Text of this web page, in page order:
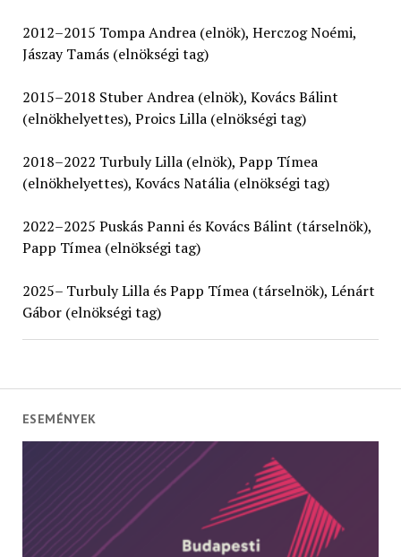
2012–2015 Tompa Andrea (elnök), Herczog Noémi,
Jászay Tamás (elnökségi tag)
2015–2018 Stuber Andrea (elnök), Kovács Bálint
(elnökhelyettes), Proics Lilla (elnökségi tag)
2018–2022 Turbuly Lilla (elnök), Papp Tímea
(elnökhelyettes), Kovács Natália (elnökségi tag)
2022–2025 Puskás Panni és Kovács Bálint (társelnök),
Papp Tímea (elnökségi tag)
2025– Turbuly Lilla és Papp Tímea (társelnök), Lénárt
Gábor (elnökségi tag)
ESEMÉNYEK